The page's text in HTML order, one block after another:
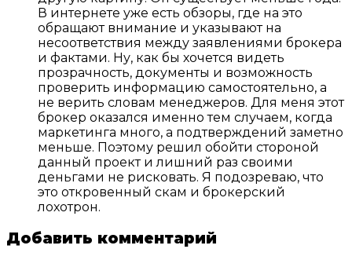
В интернете уже есть обзоры, где на это
обращают внимание и указывают на
несоответствия между заявлениями брокера
и фактами. Ну, как бы хочется видеть
прозрачность, документы и возможность
проверить информацию самостоятельно, а
не верить словам менеджеров. Для меня этот
брокер оказался именно тем случаем, когда
маркетинга много, а подтверждений заметно
меньше. Поэтому решил обойти стороной
данный проект и лишний раз своими
деньгами не рисковать. Я подозреваю, что
это откровенный скам и брокерский
лохотрон.
Добавить комментарий